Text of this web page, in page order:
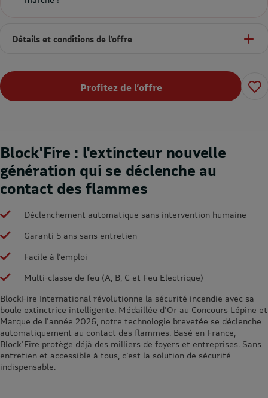
Block'Fire : l'extincteur nouvelle
génération qui se déclenche au
contact des flammes
Déclenchement automatique sans intervention humaine
Garanti 5 ans sans entretien
Facile à l'emploi
Multi-classe de feu (A, B, C et Feu Electrique)
BlockFire International révolutionne la sécurité incendie avec sa
boule extinctrice intelligente. Médaillée d'Or au Concours Lépine et
Marque de l'année 2026, notre technologie brevetée se déclenche
automatiquement au contact des flammes. Basé en France,
Block'Fire protège déjà des milliers de foyers et entreprises. Sans
entretien et accessible à tous, c'est la solution de sécurité
indispensable.
Détails et conditions de l’offre
Profitez de l’offre